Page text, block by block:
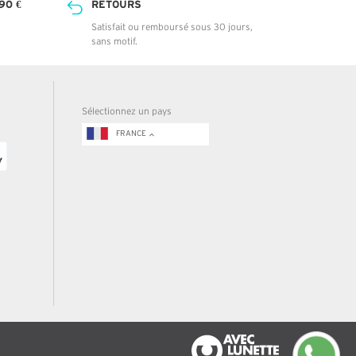
€ RETOURS
Satisfait ou remboursé sous 30 jours,
sans motif.
Sélectionnez un pays
FRANCE